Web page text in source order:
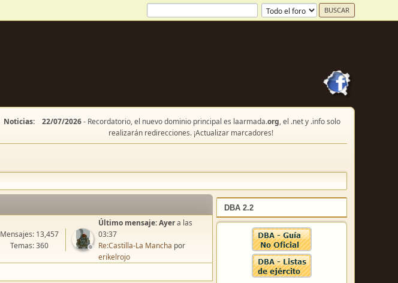
Noticias: 22/07/2026- Recordatorio, el nuevo dominio principal es laarmada.org, el .net y .info solo
realizarán redirecciones. ¡Actualizar marcadores!
DBA 2.2
Mensajes: 13,457
Temas: 360
Último mensaje:Ayera las
03:37
Re:Castilla-La Mancha por
erikelrojo